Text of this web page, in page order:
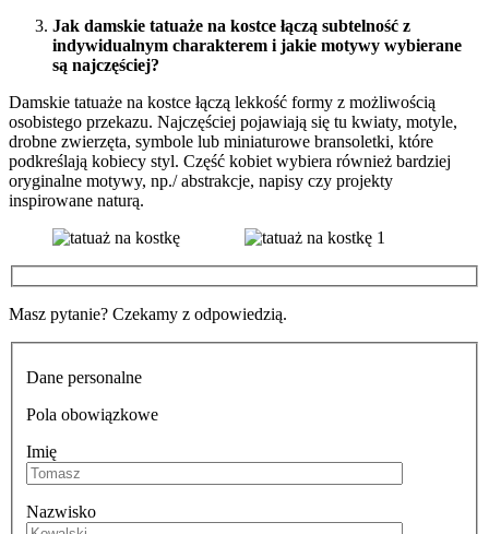
Jak damskie tatuaże na kostce łączą subtelność z
indywidualnym charakterem i jakie motywy wybierane
są najczęściej?
Damskie tatuaże na kostce łączą lekkość formy z możliwością
osobistego przekazu. Najczęściej pojawiają się tu kwiaty, motyle,
drobne zwierzęta, symbole lub miniaturowe bransoletki, które
podkreślają kobiecy styl. Część kobiet wybiera również bardziej
oryginalne motywy, np./ abstrakcje, napisy czy projekty
inspirowane naturą.
Masz pytanie? Czekamy z odpowiedzią.
Dane personalne
Pola obowiązkowe
Imię
Nazwisko